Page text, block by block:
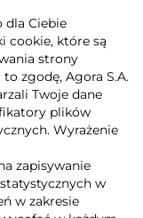
REKLAMA
AGORA S.A.
AGORA.PL
dla Ciebie
cookie, które są
strony
zgodę, Agora S.A.
Twoje dane
plików
Wyrażenie
zapisywanie
w
w zakresie